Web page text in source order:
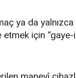
ya da
etmek için “gaye-